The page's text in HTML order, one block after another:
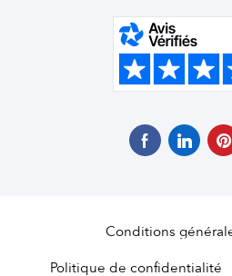
Conditions
Politique de confidentialité